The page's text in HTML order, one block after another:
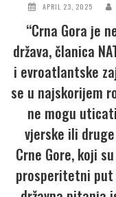
APRIL 23, 2025
“Crna Gora je
država, članica
i evroatlantske
se u najskorijem
ne mogu
vjerske ili
Crne Gore, koji
prosperitetni put